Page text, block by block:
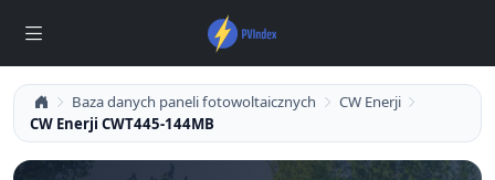
Baza danych paneli fotowoltaicznych
CW Enerji
CW Enerji CWT445-144MB